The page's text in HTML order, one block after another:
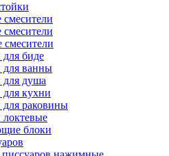
биде
для ванны
для душа
кухни
раковины
блоки